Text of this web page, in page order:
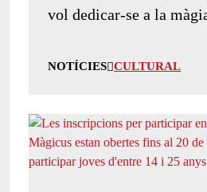
vol dedicar-se a la
NOTÍCIES CULTURAL